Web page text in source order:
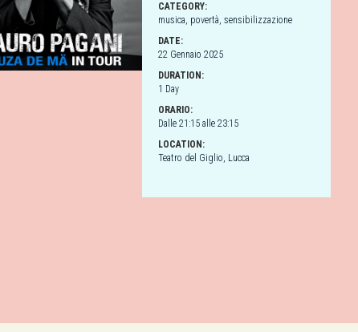
CATEGORY:
musica, povertà, sensibilizzazione
DATE:
22 Gennaio 2025
DURATION:
1 Day
ORARIO:
Dalle 21:15 alle 23:15
LOCATION:
Teatro del Giglio, Lucca